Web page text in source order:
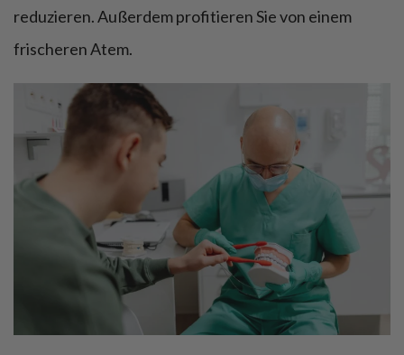
reduzieren. Außerdem profitieren Sie von einem
frischeren Atem.